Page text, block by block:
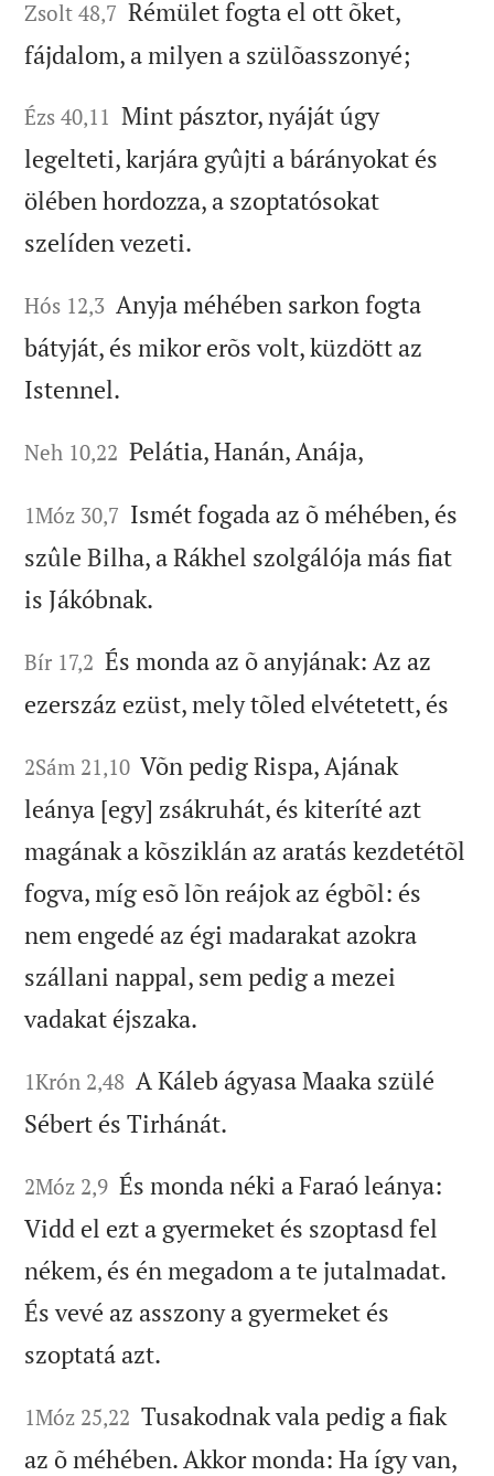
Zsolt 48,7 Rémület fogta el ott õket,
fájdalom, a milyen a szülõasszonyé;
Ézs 40,11 Mint pásztor, nyáját úgy
legelteti, karjára gyûjti a bárányokat és
ölében hordozza, a szoptatósokat
szelíden vezeti.
Hós 12,3 Anyja méhében sarkon fogta
bátyját, és mikor erõs volt, küzdött az
Istennel.
Neh 10,22 Pelátia, Hanán, Anája,
1Móz 30,7 Ismét fogada az õ méhében, és
szûle Bilha, a Rákhel szolgálója más fiat
is Jákóbnak.
Bír 17,2 És monda az õ anyjának: Az az
ezerszáz ezüst, mely tõled elvétetett, és
2Sám 21,10 Võn pedig Rispa, Ajának
leánya [egy] zsákruhát, és kiteríté azt
magának a kõsziklán az aratás kezdetétõl
fogva, míg esõ lõn reájok az égbõl: és
nem engedé az égi madarakat azokra
szállani nappal, sem pedig a mezei
vadakat éjszaka.
1Krón 2,48 A Káleb ágyasa Maaka szülé
Sébert és Tirhánát.
2Móz 2,9 És monda néki a Faraó leánya:
Vidd el ezt a gyermeket és szoptasd fel
nékem, és én megadom a te jutalmadat.
És vevé az asszony a gyermeket és
szoptatá azt.
1Móz 25,22 Tusakodnak vala pedig a fiak
az õ méhében. Akkor monda: Ha így van,